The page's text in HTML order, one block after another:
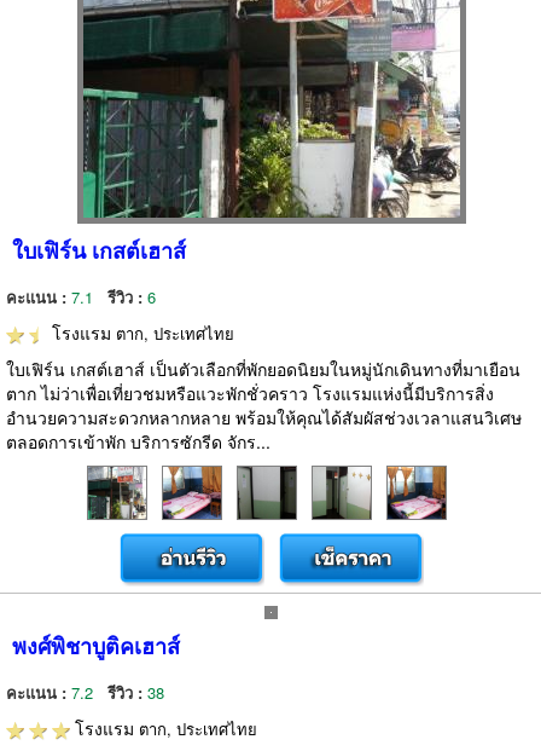
ใบเฟิร์น เกสต์เฮาส์
คะแนน : 7.1 รีวิว : 6
โรงแรม ตาก, ประเทศไทย
ใบเฟิร์น เกสต์เฮาส์ เป็นตัวเลือกที่พักยอดนิยมในหมู่นักเดินทางที่มาเยือน
ตาก ไม่ว่าเพื่อเที่ยวชมหรือแวะพักชั่วคราว โรงแรมแห่งนี้มีบริการสิ่ง
อำนวยความสะดวกหลากหลาย พร้อมให้คุณได้สัมผัสช่วงเวลาแสนวิเศษ
ตลอดการเข้าพัก บริการซักรีด จักร...
พงศ์พิชาบูติคเฮาส์
คะแนน : 7.2 รีวิว : 38
โรงแรม ตาก, ประเทศไทย